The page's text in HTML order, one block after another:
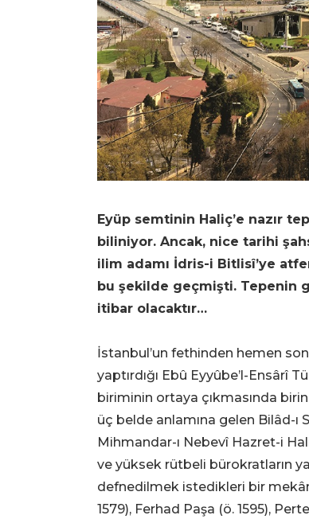
Eyüp semtinin Haliç’e nazır
biliniyor. Ancak, nice tarihi
ilim adamı İdris-i Bitlisî’ye
bu şekilde geçmişti. Tepenin
itibar olacaktır…
İstanbul’un fethinden hemen
yaptırdığı Ebû Eyyûbe’l-Ensârî
biriminin ortaya çıkmasında
üç belde anlamına gelen Bilâd-ı
Mihmandar-ı Nebevî Hazret-i
ve yüksek rütbeli bürokratların
defnedilmek istedikleri bir
1579), Ferhad Paşa (ö. 1595),